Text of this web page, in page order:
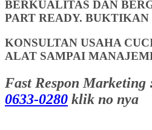
BERKUALITAS DAN
PART READY. BUKTIKAN
KONSULTAN USAHA
ALAT SAMPAI
Fast Respon Marketing
0633-0280 klik no nya